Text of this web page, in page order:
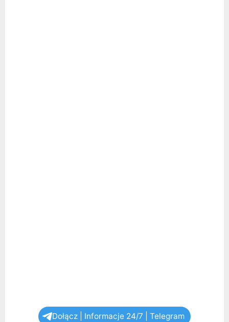
Dołącz | Informacje 24/7 | Telegram